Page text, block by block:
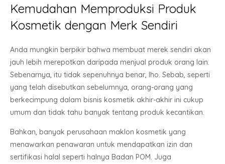
Kemudahan Memproduksi Produk
Kosmetik dengan Merk Sendiri
Anda mungkin berpikir bahwa membuat merek sendiri akan
jauh lebih merepotkan daripada menjual produk orang lain.
Sebenarnya, itu tidak sepenuhnya benar, lho. Sebab, seperti
yang telah disebutkan sebelumnya, orang-orang yang
berkecimpung dalam bisnis kosmetik akhir-akhir ini cukup
umum dan tidak tahu banyak tentang produk kecantikan.
Bahkan, banyak perusahaan maklon kosmetik yang
menawarkan penawaran untuk mendapatkan izin dan
sertifikasi halal seperti halnya Badan POM. Juga